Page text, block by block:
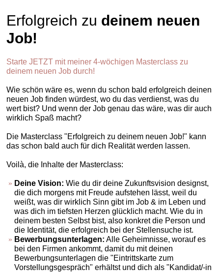
Erfolgreich zu deinem neuen
Job!
Starte JETZT mit meiner 4-wöchigen Masterclass zu
deinem neuen Job durch!
Wie schön wäre es, wenn du schon bald erfolgreich deinen
neuen Job finden würdest, wo du das verdienst, was du
wert bist? Und wenn der Job genau das wäre, was dir auch
wirklich Spaß macht?
Die Masterclass "Erfolgreich zu deinem neuen Job!" kann
das schon bald auch für dich Realität werden lassen.
Voilà, die Inhalte der Masterclass:
Deine Vision: Wie du dir deine Zukunftsvision designst,
die dich morgens mit Freude aufstehen lässt, weil du
weißt, was dir wirklich Sinn gibt im Job & im Leben und
was dich im tiefsten Herzen glücklich macht. Wie du in
deinem besten Selbst bist, also konkret die Person und
die Identität, die erfolgreich bei der Stellensuche ist.
Bewerbungsunterlagen: Alle Geheimnisse, worauf es
bei den Firmen ankommt, damit du mit deinen
Bewerbungsunterlagen die "Eintrittskarte zum
Vorstellungsgespräch" erhältst und dich als "Kandidat/-in